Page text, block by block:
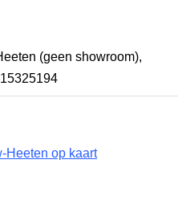
(geen showroom),
Heeten op kaart